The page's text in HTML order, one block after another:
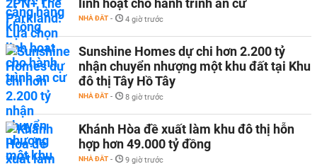
linh hoạt cho hành trình an cư
NHÀ ĐẤT - 4 giờ trước
Sunshine Homes dự chi hơn 2.200 tỷ
nhận chuyển nhượng một khu đất tại Khu
đô thị Tây Hồ Tây
NHÀ ĐẤT - 8 giờ trước
Khánh Hòa đề xuất làm khu đô thị hỗn
hợp hơn 49.000 tỷ đồng
NHÀ ĐẤT - 9 giờ trước